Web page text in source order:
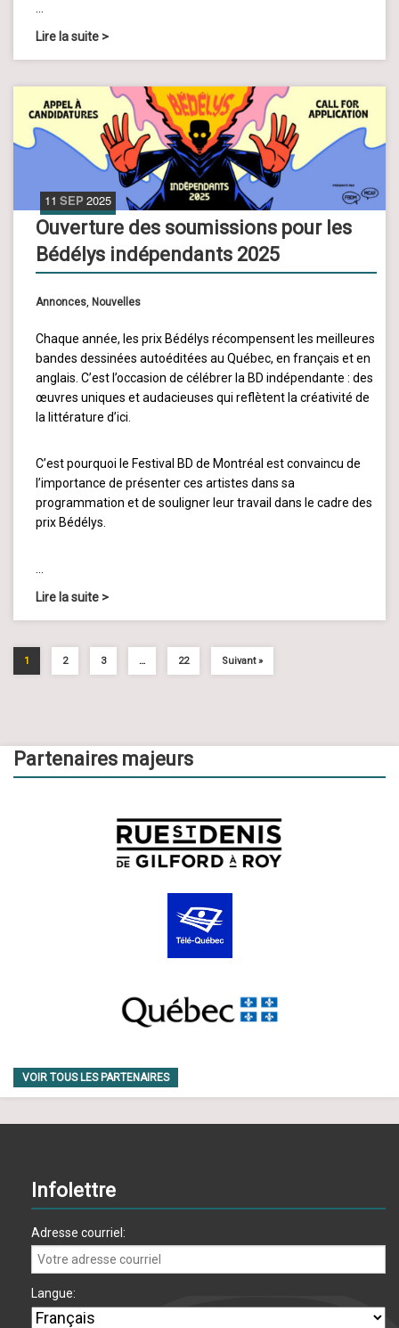
Lire la suite >
11 SEP 2025
Ouverture des soumissions pour les
Bédélys indépendants 2025
Annonces, Nouvelles
Chaque année, les prix Bédélys récompensent les meilleures
bandes dessinées autoéditées au Québec, en français et en
anglais. C’est l’occasion de célébrer la BD indépendante : des
œuvres uniques et audacieuses qui reflètent la créativité de
la littérature d’ici.
C’est pourquoi le Festival BD de Montréal est convaincu de
l’importance de présenter ces artistes dans sa
programmation et de souligner leur travail dans le cadre des
prix Bédélys.
…
Lire la suite >
1 2 3 … 22 Suivant »
Partenaires majeurs
VOIR TOUS LES PARTENAIRES
Infolettre
Adresse courriel:
Langue: